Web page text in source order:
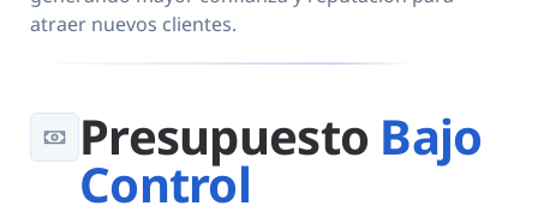
atraer nuevos clientes.
Presupuesto Bajo
Control